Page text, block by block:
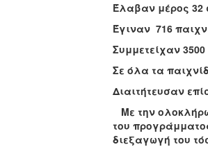
Έλαβαν μέρος 32
Έγιναν 716
Συμμετείχαν
Σε όλα τα
Διαιτήτευσαν
Με την
του
διεξαγωγή του